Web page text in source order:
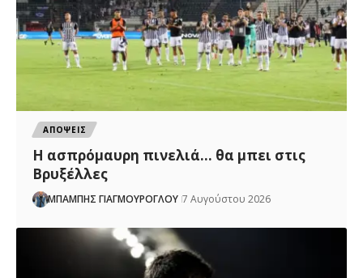
ΑΠΟΨΕΙΣ
Η ασπρόμαυρη πινελιά… θα μπει στις
Βρυξέλλες
ΜΠΑΜΠΗΣ ΓΙΑΓΜΟΥΡΟΓΛΟΥ 7 Αυγούστου 2026